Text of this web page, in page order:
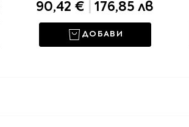
90,42 € 176,85 лв
ДОБАВИ